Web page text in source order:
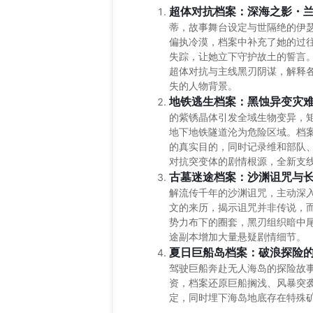
超体对抗档案：深海之影・
蒂，故事舞台设定与世隔绝的伊
偏执冷漠，档案中补充了她的过
失踪，让她立下守护故土的誓言
超体对抗与主线黑刃阴谋，解释
失的人物背景。
地铁逃生档案：黑蚀异变灾
的紫锈晶体引发全域生物变异，
地下地铁隧道沦为危险区域。档
的真实目的，同时记录维和部队
对抗突变体的剧情根源，全新支
古墓迷途档案：沙渊诅咒与
解流传千年的沙渊诅咒，主动深
文的来历，揭示诅咒并非传说，
势力布下的圈套，黑刃组织暗中
途副本增加大量悬疑剧情细节。
夏日巨船岛档案：破浪探险
驾驶巨船奔赴无人海岛的探险故
资，档案还原巨船搁浅、风暴突
定，同时埋下海岛地底存在特殊